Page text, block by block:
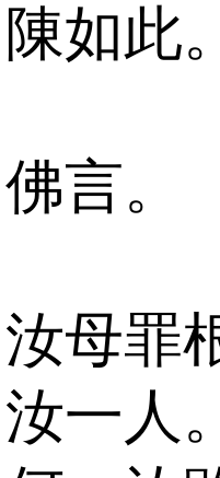
陳如此。
佛言。
汝母罪
汝一人